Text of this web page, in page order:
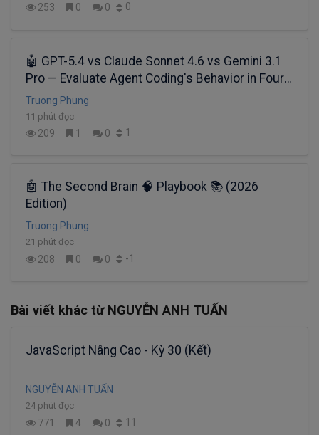
253 0 0 0
🤖 GPT-5.4 vs Claude Sonnet 4.6 vs Gemini 3.1
Pro — Evaluate Agent Coding's Behavior in Four
Test Scenarios 📊
Truong Phung
11 phút đọc
209 1 0 1
🤖 The Second Brain 🧠 Playbook 📚 (2026
Edition)
Truong Phung
21 phút đọc
208 0 0 -1
Bài viết khác từ NGUYỄN ANH TUẤN
JavaScript Nâng Cao - Kỳ 30 (Kết)
NGUYỄN ANH TUẤN
24 phút đọc
771 4 0 11